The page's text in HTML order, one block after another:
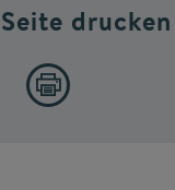
drucken